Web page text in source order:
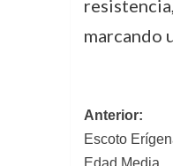
marcando
de
Anterior:
Escoto
Edad Media